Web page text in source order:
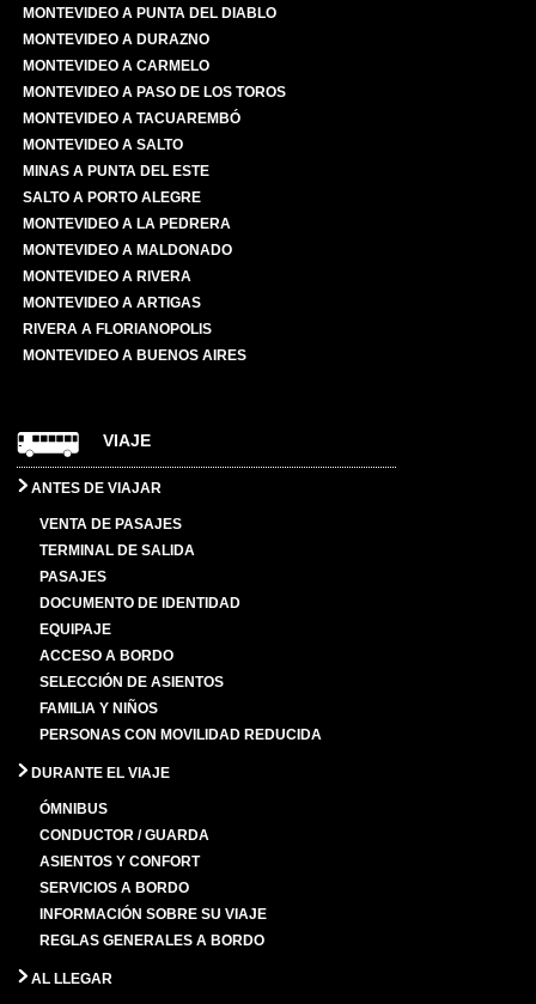
MONTEVIDEO A PUNTA DEL DIABLO
MONTEVIDEO A DURAZNO
MONTEVIDEO A CARMELO
MONTEVIDEO A PASO DE LOS TOROS
MONTEVIDEO A TACUAREMBÓ
MONTEVIDEO A SALTO
MINAS A PUNTA DEL ESTE
SALTO A PORTO ALEGRE
MONTEVIDEO A LA PEDRERA
MONTEVIDEO A MALDONADO
MONTEVIDEO A RIVERA
MONTEVIDEO A ARTIGAS
RIVERA A FLORIANOPOLIS
MONTEVIDEO A BUENOS AIRES
VIAJE
ANTES DE VIAJAR
VENTA DE PASAJES
TERMINAL DE SALIDA
PASAJES
DOCUMENTO DE IDENTIDAD
EQUIPAJE
ACCESO A BORDO
SELECCIÓN DE ASIENTOS
FAMILIA Y NIÑOS
PERSONAS CON MOVILIDAD REDUCIDA
DURANTE EL VIAJE
ÓMNIBUS
CONDUCTOR / GUARDA
ASIENTOS Y CONFORT
SERVICIOS A BORDO
INFORMACIÓN SOBRE SU VIAJE
REGLAS GENERALES A BORDO
AL LLEGAR